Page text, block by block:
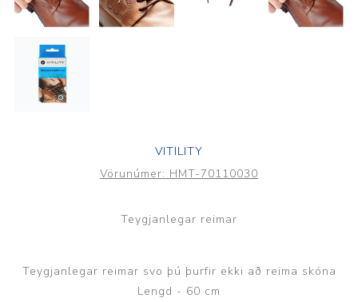
VITILITY
Vörunúmer: HMT-70110030
Teygjanlegar reimar
Teygjanlegar reimar svo þú þurfir ekki að reima skóna
Lengd - 60 cm